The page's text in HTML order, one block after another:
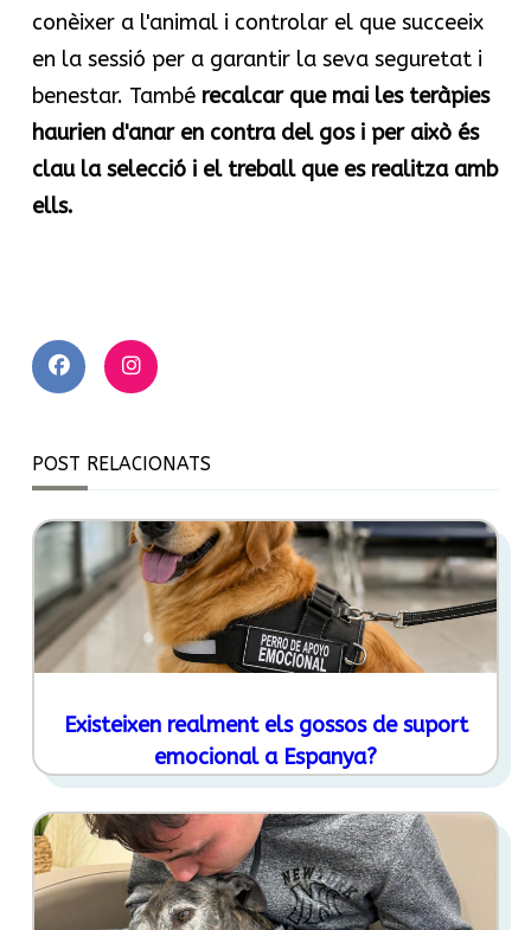
conèixer a l'animal i controlar el que succeeix
en la sessió per a garantir la seva seguretat i
benestar. També recalcar que mai les teràpies
haurien d'anar en contra del gos i per això és
clau la selecció i el treball que es realitza amb
ells.
POST RELACIONATS
Existeixen realment els gossos de suport
emocional a Espanya?